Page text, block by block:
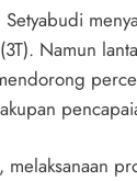
Namun